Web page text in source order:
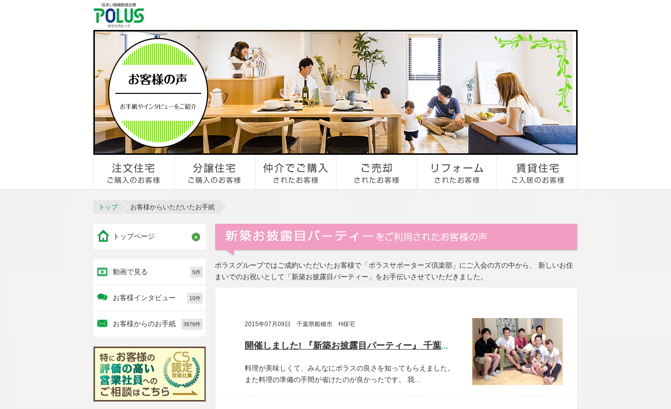
トップ お客様からいただいたお手紙
ポラスグループではご成約いただいたお客様で「ポラスサポーターズ倶楽部」にご入会の方の中から、 新しいお住
まいでのお祝いとして「新築お披露目パーティー」をお手伝いさせていただきました。
2015年07月09日 千葉県船橋市 H様宅
開催しました! 『新築お披露目パーティー』 千葉県船橋市 H様宅
料理が美味しくて、みんなにポラスの良さを知ってもらえました。
また料理の準備の手間が省けたのが良かったです。
我…
トップページ
動画で見る 5件
お客様インタビュー 10件
お客様からのお手紙 3976件